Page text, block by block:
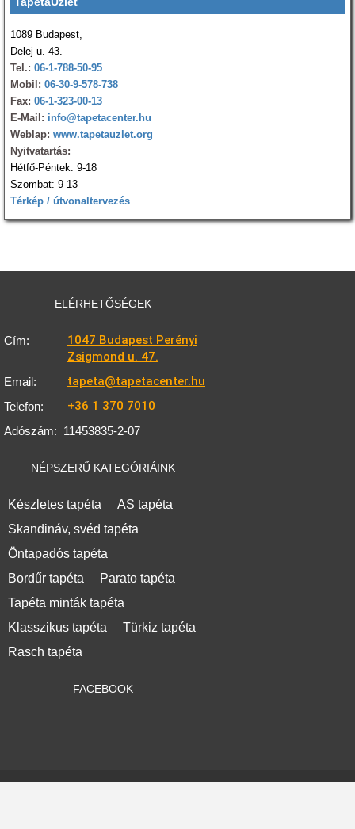
1089 Budapest,
Delej u. 43.
Tel.: 06-1-788-50-95
Mobil: 06-30-9-578-738
Fax: 06-1-323-00-13
E-Mail: info@tapetacenter.hu
Weblap: www.tapetauzlet.org
Nyitvatartás:
Hétfő-Péntek: 9-18
Szombat: 9-13
Térkép / útvonaltervezés
ELÉRHETŐSÉGEK
Cím:
1047 Budapest Perényi
Zsigmond u. 47.
Email: tapeta@tapetacenter.hu
Telefon: +36 1 370 7010
Adószám: 11453835-2-07
NÉPSZERŰ KATEGÓRIÁINK
Készletes tapéta
AS tapéta
Skandináv, svéd tapéta
Öntapadós tapéta
Bordűr tapéta
Parato tapéta
Tapéta minták tapéta
Klasszikus tapéta
Türkiz tapéta
Rasch tapéta
FACEBOOK